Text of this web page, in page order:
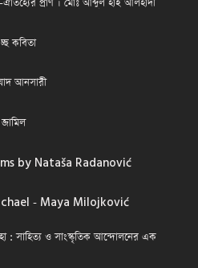
ঐতিহ্যের প্রাণ । মোঃ আব্দুল হাই আলহাদী
কবিতা
আনসারী
জামিল
by Nataša Radanović
- Maya Milojković
: সাহিত্য ও সাংস্কৃতিক আন্দোলনের এক